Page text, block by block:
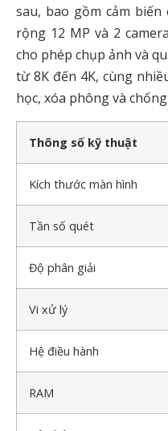
sau, bao gồm cảm
rộng 12 MP và 2
cho phép chụp ảnh và
từ 8K đến 4K, cùng
học, xóa phông và
Thông số kỹ thuật
Kích thước màn hình
Tần số quét
Độ phân giải
Vi xử lý
Hệ điều hành
RAM